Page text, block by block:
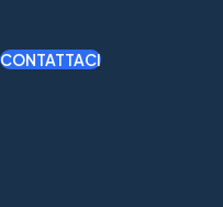
CONTATTACI